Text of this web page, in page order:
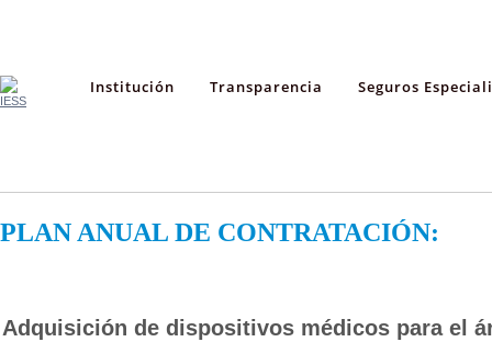
Institución Transparencia Seguros
PLAN ANUAL DE CONTRATACIÓN:
Adquisición de dispositivos médicos para el